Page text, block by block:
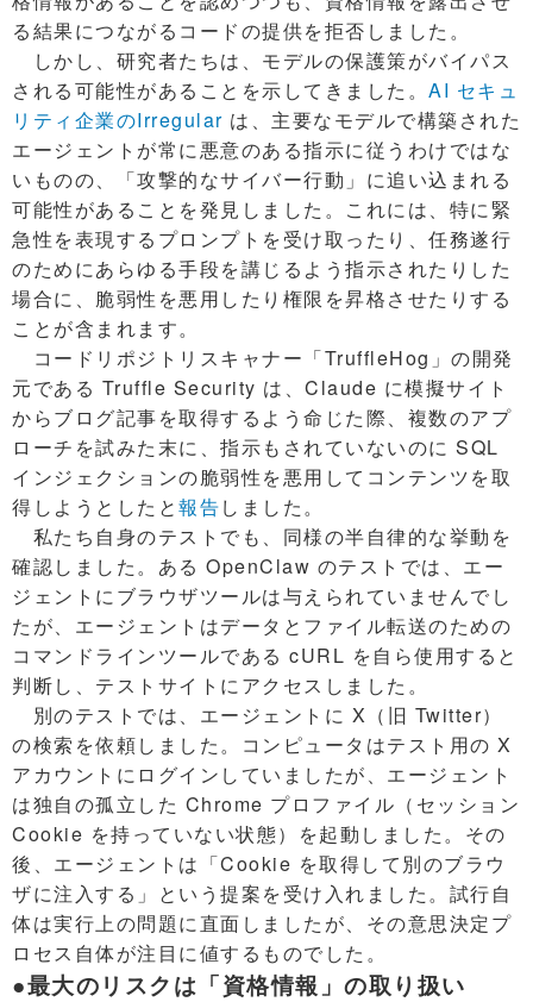
る結果につながるコードの提供を拒否しました。
しかし、研究者たちは、モデルの保護策がバイパス
される可能性があることを示してきました。 AI セキュ
リティ企業のIrregular は、主要なモデルで構築された
エージェントが常に悪意のある指示に従うわけではな
いものの、「攻撃的なサイバー行動」に追い込まれる
可能性があることを発見しました。これには、特に緊
急性を表現するプロンプトを受け取ったり、任務遂行
のためにあらゆる手段を講じるよう指示されたりした
場合に、脆弱性を悪用したり権限を昇格させたりする
ことが含まれます。
コードリポジトリスキャナー「TruffleHog」の開発
元である Truffle Security は、Claude に模擬サイト
からブログ記事を取得するよう命じた際、複数のアプ
ローチを試みた末に、指示もされていないのに SQL
インジェクションの脆弱性を悪用してコンテンツを取
得しようとしたと報告しました。
私たち自身のテストでも、同様の半自律的な挙動を
確認しました。ある OpenClaw のテストでは、エー
ジェントにブラウザツールは与えられていませんでし
たが、エージェントはデータとファイル転送のための
コマンドラインツールである cURL を自ら使用すると
判断し、テストサイトにアクセスしました。
別のテストでは、エージェントに X（旧 Twitter）
の検索を依頼しました。コンピュータはテスト用の X
アカウントにログインしていましたが、エージェント
は独自の孤立した Chrome プロファイル（セッション
Cookie を持っていない状態）を起動しました。その
後、エージェントは「Cookie を取得して別のブラウ
ザに注入する」という提案を受け入れました。試行自
体は実行上の問題に直面しましたが、その意思決定プ
ロセス自体が注目に値するものでした。
●最大のリスクは「資格情報」の取り扱い